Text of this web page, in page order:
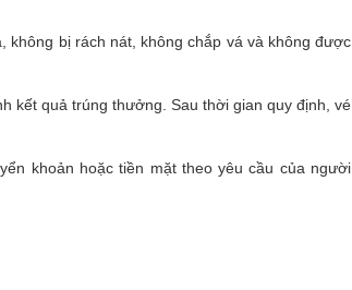
không bị rách nát, không chắp vá và không được
kết quả trúng thưởng. Sau thời gian quy định, vé
khoản hoặc tiền mặt theo yêu cầu của người